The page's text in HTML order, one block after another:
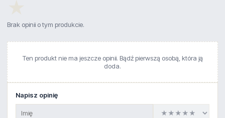
Brak opinii o tym produkcie.
Ten produkt nie ma jeszcze opinii. Bądź pierwszą osobą, która ją
doda.
Napisz opinię